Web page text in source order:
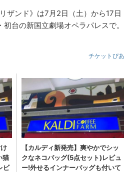
ザンド》は7月2日（土）から17日
初台の新国立劇場オペラパレスで。
チケットぴあ